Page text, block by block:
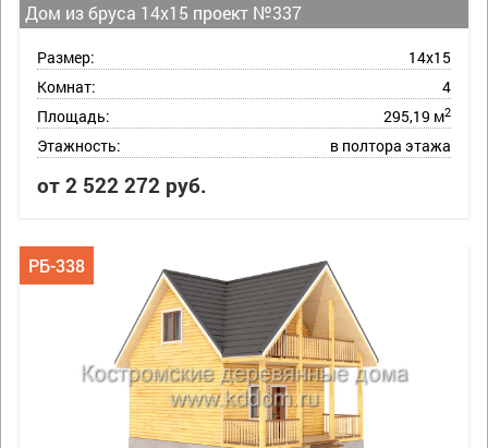
Дом из бруса 14х15 проект №337
Размер:
14х15
Комнат:
4
Площадь:
295,19 м2
Этажность: в полтора этажа
от 2 522 272 руб.
РБ-338